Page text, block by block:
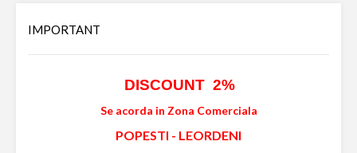
IMPORTANT
DISCOUNT 2%
Se acorda in Zona Comerciala
POPESTI - LEORDENI